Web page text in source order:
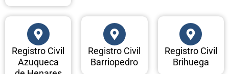
Registro Civil
Azuqueca
Registro Civil
Barriopedro
Registro Civil
Brihuega